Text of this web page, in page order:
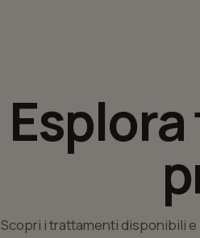
Scopri i trattamenti disponibili